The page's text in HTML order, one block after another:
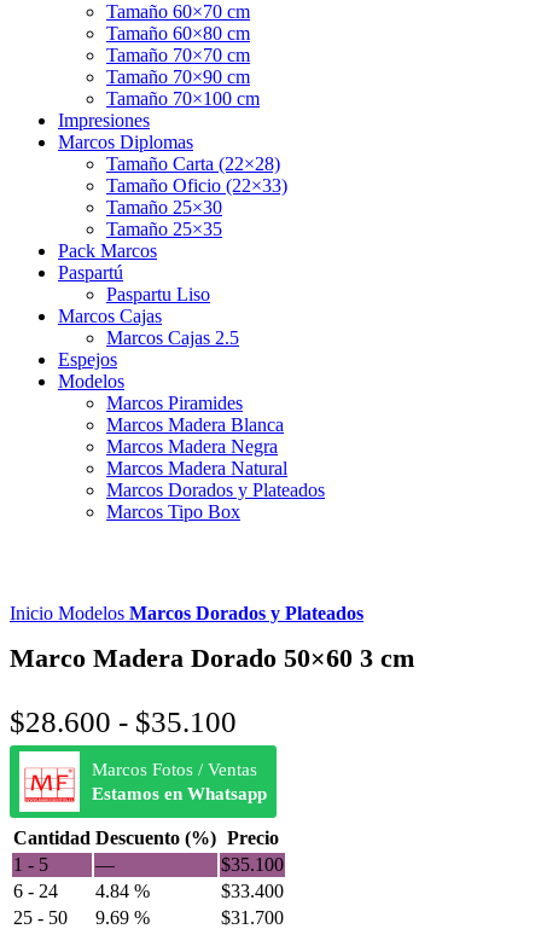
Tamaño 60×70 cm
Tamaño 60×80 cm
Tamaño 70×70 cm
Tamaño 70×90 cm
Tamaño 70×100 cm
Impresiones
Marcos Diplomas
Tamaño Carta (22×28)
Tamaño Oficio (22×33)
Tamaño 25×30
Tamaño 25×35
Pack Marcos
Paspartú
Paspartu Liso
Marcos Cajas
Marcos Cajas 2.5
Espejos
Modelos
Marcos Piramides
Marcos Madera Blanca
Marcos Madera Negra
Marcos Madera Natural
Marcos Dorados y Plateados
Marcos Tipo Box
Inicio Modelos Marcos Dorados y Plateados
Marco Madera Dorado 50×60 3 cm
$28.600 - $35.100
Marcos Fotos / Ventas
Estamos en Whatsapp
Cantidad Descuento (%) Precio
1 - 5
— $35.100
6 - 24
4.84 % $33.400
25 - 50
9.69 % $31.700